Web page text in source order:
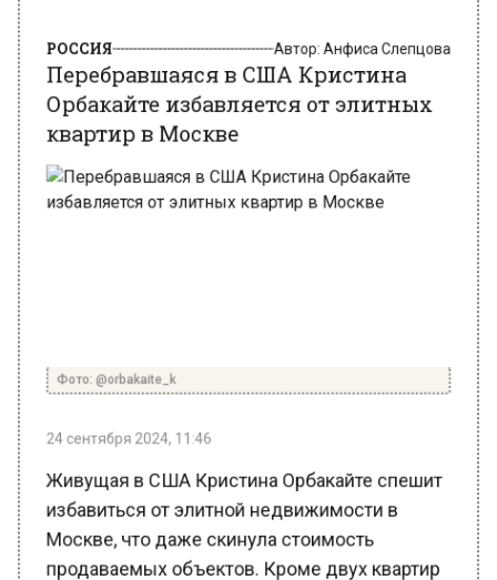
Орбакайте избавляется от элитных
квартир в Москве
Живущая в США Кристина Орбакайте спешит
избавиться от элитной недвижимости в
Москве, что даже скинула стоимость
продаваемых объектов. Кроме двух квартир